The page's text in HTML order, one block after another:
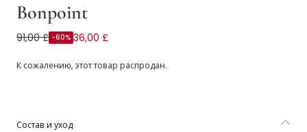
Bonpoint
Кремовая льняная рубашка
91,00 £ -60% 36,00 £
К сожалению, этот товар распродан.
Состав и уход